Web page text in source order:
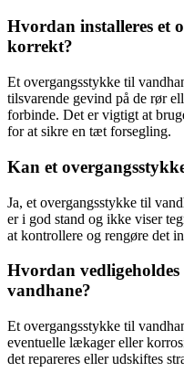
Hvordan installeres et
korrekt?
Et overgangsstykke til
tilsvarende gevind på de rør
forbinde. Det er vigtigt at
for at sikre en tæt forsegling.
Kan et
Ja, et overgangsstykke til
er i god stand og ikke viser
at kontrollere og rengøre det
Hvordan
vandhane?
Et overgangsstykke til
eventuelle lækager eller
det repareres eller udskiftes